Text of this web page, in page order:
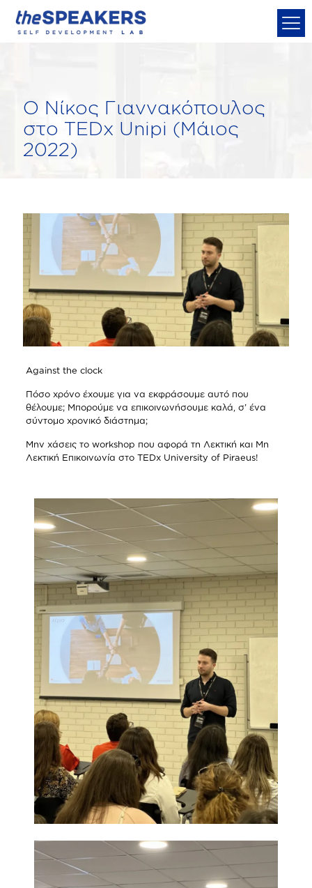
Ο Νίκος Γιαννακόπουλος
στο TEDx Unipi (Μάιος
2022)
Against the clock
Πόσο χρόνο έχουμε για να εκφράσουμε αυτό που
θέλουμε; Μπορούμε να επικοινωνήσουμε καλά, σ’ ένα
σύντομο χρονικό διάστημα;
Μην χάσεις το workshop που αφορά τη Λεκτική και Μη
Λεκτική Επικοινωνία στο TEDx University of Piraeus!